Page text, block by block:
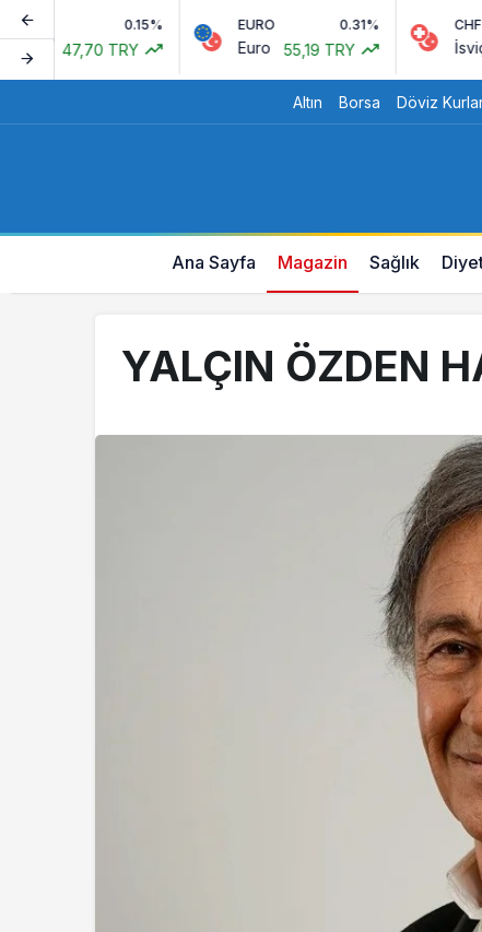
0.15%
47,70 TRY
EURO 0.31%
Euro 55,19 TRY
CHF
İsviçre
Altın Borsa Döviz
Ana Sayfa Magazin Sağlık
YALÇIN ÖZDEN